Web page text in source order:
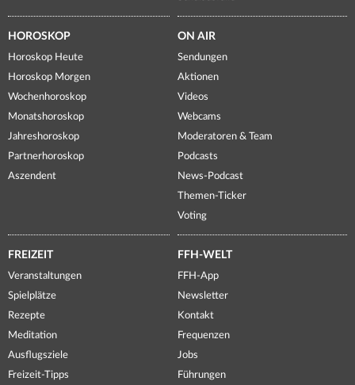
HOROSKOP
Horoskop Heute
Horoskop Morgen
Wochenhoroskop
Monatshoroskop
Jahreshoroskop
Partnerhoroskop
Aszendent
ON AIR
Sendungen
Aktionen
Videos
Webcams
Moderatoren & Team
Podcasts
News-Podcast
Themen-Ticker
Voting
FREIZEIT
Veranstaltungen
Spielplätze
Rezepte
Meditation
Ausflugsziele
Freizeit-Tipps
FFH-WELT
FFH-App
Newsletter
Kontakt
Frequenzen
Jobs
Führungen